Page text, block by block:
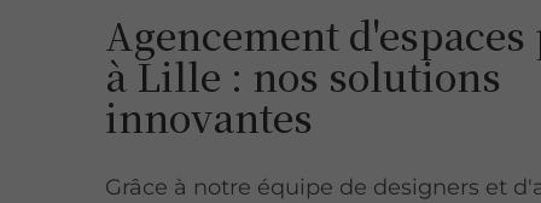
Agencement
à Lille : nos solutions
innovantes
Grâce à notre équipe de designers et